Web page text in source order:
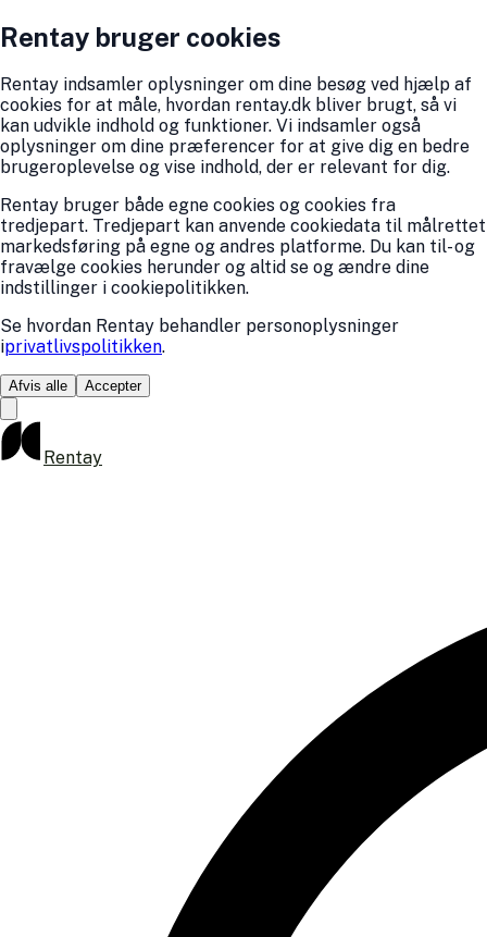
Rentay bruger cookies
Rentay indsamler oplysninger om dine besøg ved hjælp af
cookies for at måle, hvordan rentay.dk bliver brugt, så vi
kan udvikle indhold og funktioner. Vi indsamler også
oplysninger om dine præferencer for at give dig en bedre
brugeroplevelse og vise indhold, der er relevant for dig.
Rentay bruger både egne cookies og cookies fra
tredjepart. Tredjepart kan anvende cookiedata til målrettet
markedsføring på egne og andres platforme. Du kan til- og
fravælge cookies herunder og altid se og ændre dine
indstillinger i cookiepolitikken.
Se hvordan Rentay behandler personoplysninger
iprivatlivspolitikken.
Afvis alle Accepter
Rentay